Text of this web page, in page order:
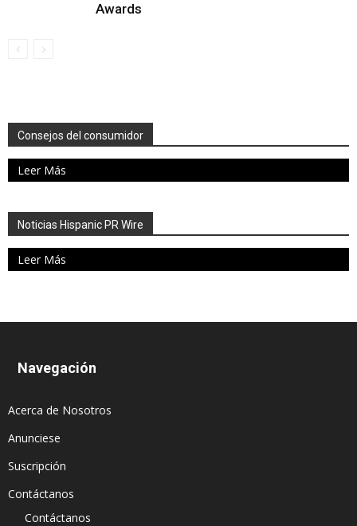
Awards
Consejos del consumidor
Leer Más
Noticias Hispanic PR Wire
Leer Más
Navegación
Acerca de Nosotros
Anunciese
Suscripción
Contáctanos
Contáctanos